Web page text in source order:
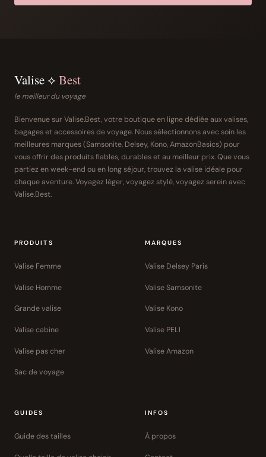
Valise ⟡ Best
le meilleur du voyage
Bienvenue sur Valise.Best, votre boutique en ligne dédiée aux valises,
bagages et accessoires de voyage. Nous sélectionnons avec soin les
meilleures marques (Samsonite, Delsey, Kono, AmazonBasics) pour
vous offrir des produits fiables, durables et au meilleur prix. Que vous
partiez en week-end ou en long séjour, trouvez la valise idéale pour
chaque aventure. Voyagez léger, voyagez stylé, voyagez serein avec
Valise.Best.
PRODUITS
Valise Femme
Valise Homme
Grande valise
Valise cabine
Valise pas cher
Sac de voyage
MARQUES
Valise Delsey Paris
Valise Samsonite
Valise Kono
Valise PELI
Valise Amazon
GUIDES
Guide des tailles
INFOS
À propos